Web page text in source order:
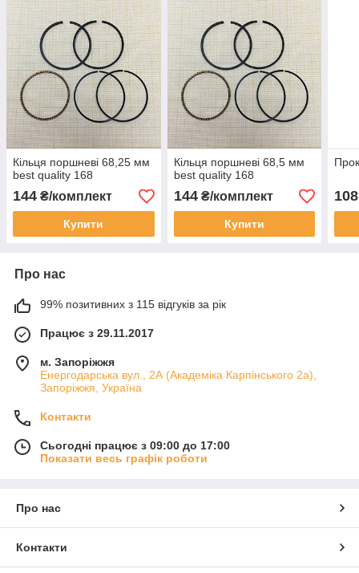
Кільця поршневі 68,25 мм
best quality 168
144 ₴/комплект
Купити
Кільця поршневі 68,5 мм
best quality 168
144₴/комплект
Купити
108
Про нас
99% позитивних з 115 відгуків за рік
Працює з 29.11.2017
м. Запоріжжя
Енергодарська вул., 2А (Академіка Карпінського 2а),
Запоріжжя, Україна
Контакти
Сьогодні працює з 09:00 до 17:00
Показати весь графік роботи
Про нас
Контакти